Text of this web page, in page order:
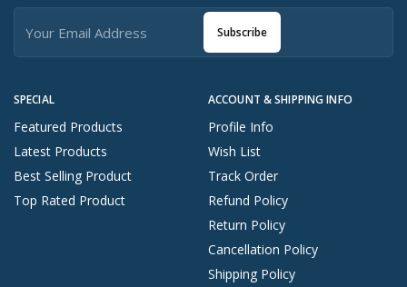
SPECIAL
Featured Products
Latest Products
Best Selling Product
Top Rated Product
ACCOUNT & SHIPPING INFO
Profile Info
Wish List
Track Order
Refund Policy
Return Policy
Cancellation Policy
Shipping Policy
Subscribe